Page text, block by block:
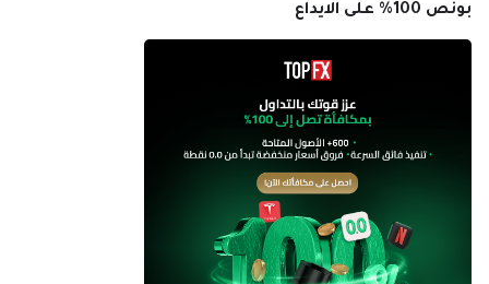
بونص 100% على الايداع